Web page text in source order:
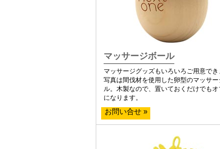
マッサージボール
マッサージグッズもいろいろご用意で
写真は間伐材を使用した卵型のマッサー
ル。木製なので、置いておくだけでも
になります。
お問い合せ »